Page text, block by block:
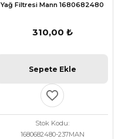
Yağ Filtresi Mann 1680682480
310,00 ₺
Sepete Ekle
Stok Kodu
1680682480-237MAN